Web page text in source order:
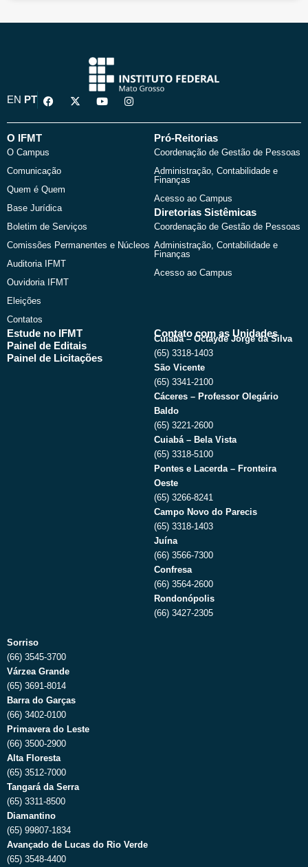
EN PT
F
a
e
o
k
X
-
w
Y
o
t
I
n
t
O IFMT
O Campus
Comunicação
Quem é Quem
Base Jurídica
Boletim de Serviços
Comissões Permanentes e Núcleos
Auditoria IFMT
Ouvidoria IFMT
Eleições
Contatos
Pró-Reitorias
Coordenação de Gestão de Pessoas
Administração, Contabilidade e
Finanças
Acesso ao Campus
Diretorias Sistêmicas
Coordenação de Gestão de Pessoas
Administração, Contabilidade e
Finanças
Acesso ao Campus
Estude no IFMT
Painel de Editais
Painel de Licitações
Contato com as Unidades
Cuiabá – Octayde Jorge da Silva
(65) 3318-1403
São Vicente
(65) 3341-2100
Cáceres – Professor Olegário
Baldo
(65) 3221-2600
Cuiabá – Bela Vista
(65) 3318-5100
Pontes e Lacerda – Fronteira
Oeste
(65) 3266-8241
Campo Novo do Parecis
(65) 3318-1403
Juína
(66) 3566-7300
Confresa
(66) 3564-2600
Rondonópolis
(66) 3427-2305
Sorriso
(66) 3545-3700
Várzea Grande
(65) 3691-8014
Barra do Garças
(66) 3402-0100
Primavera do Leste
(66) 3500-2900
Alta Floresta
(65) 3512-7000
Tangará da Serra
(65) 3311-8500
Diamantino
(65) 99807-1834
Avançado de Lucas do Rio Verde
(65) 3548-4400